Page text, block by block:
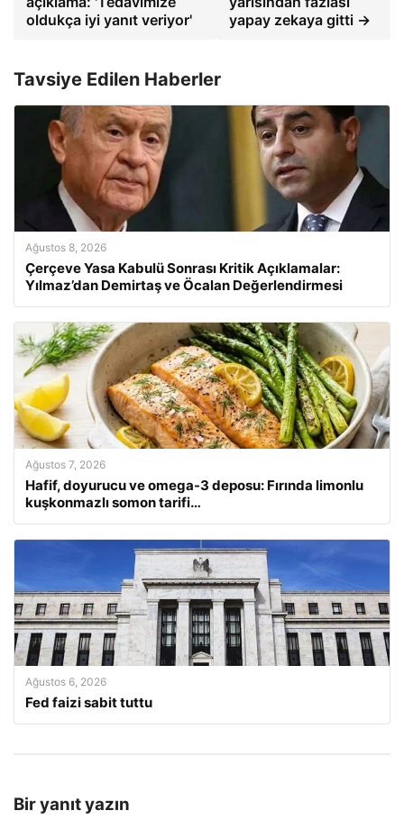
oldukça iyi yanıt veriyor'
yapay zekaya gitti →
Tavsiye Edilen Haberler
Ağustos 8, 2026
Çerçeve Yasa Kabulü Sonrası Kritik Açıklamalar:
Yılmaz’dan Demirtaş ve Öcalan Değerlendirmesi
Ağustos 7, 2026
Hafif, doyurucu ve omega-3 deposu: Fırında limonlu
kuşkonmazlı somon tarifi…
Ağustos 6, 2026
Fed faizi sabit tuttu
Bir yanıt yazın